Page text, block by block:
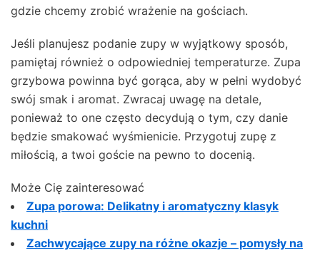
gdzie chcemy zrobić wrażenie na gościach.
Jeśli planujesz podanie zupy w wyjątkowy sposób,
pamiętaj również o odpowiedniej temperaturze. Zupa
grzybowa powinna być gorąca, aby w pełni wydobyć
swój smak i aromat. Zwracaj uwagę na detale,
ponieważ to one często decydują o tym, czy danie
będzie smakować wyśmienicie. Przygotuj zupę z
miłością, a twoi goście na pewno to docenią.
Może Cię zainteresować
Zupa porowa: Delikatny i aromatyczny klasyk
kuchni
Zachwycające zupy na różne okazje – pomysły na